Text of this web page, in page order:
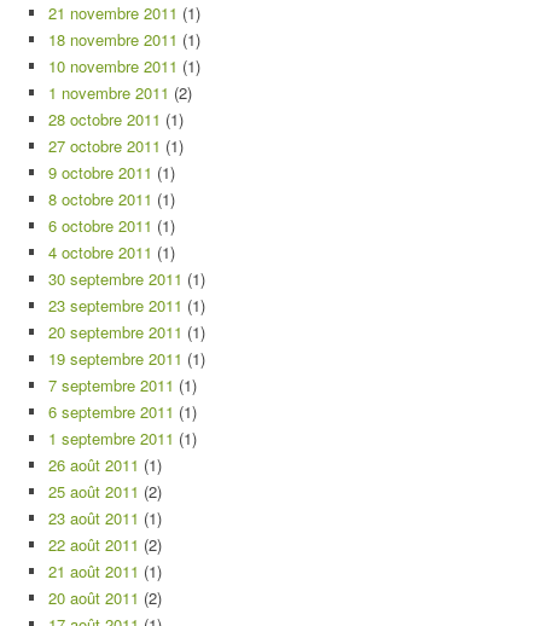
21 novembre 2011 (1)
18 novembre 2011 (1)
10 novembre 2011 (1)
1 novembre 2011 (2)
28 octobre 2011 (1)
27 octobre 2011 (1)
9 octobre 2011 (1)
8 octobre 2011 (1)
6 octobre 2011 (1)
4 octobre 2011 (1)
30 septembre 2011 (1)
23 septembre 2011 (1)
20 septembre 2011 (1)
19 septembre 2011 (1)
7 septembre 2011 (1)
6 septembre 2011 (1)
1 septembre 2011 (1)
26 août 2011 (1)
25 août 2011 (2)
23 août 2011 (1)
22 août 2011 (2)
21 août 2011 (1)
20 août 2011 (2)